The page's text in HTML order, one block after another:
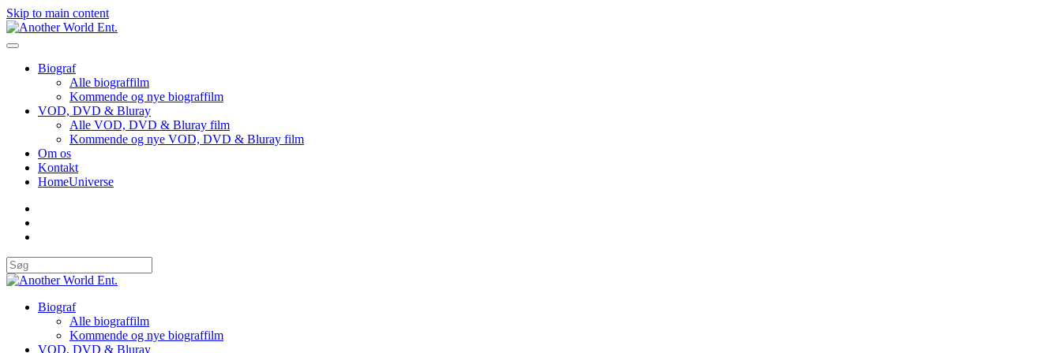
Skip to main content
Biograf
Alle biograffilm
Kommende og nye biograffilm
VOD, DVD & Bluray
Alle VOD, DVD & Bluray film
Kommende og nye VOD, DVD & Bluray film
Om os
Kontakt
HomeUniverse
Biograf
Alle biograffilm
Kommende og nye biograffilm
VOD, DVD & Bluray